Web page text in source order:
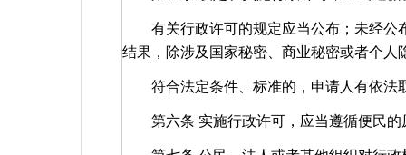
有关行政许可的规定应当公布；未经公
结果，除涉及国家秘密、商业秘密或者个人
符合法定条件、标准的，申请人有依法
第六条 实施行政许可，应当遵循便民的